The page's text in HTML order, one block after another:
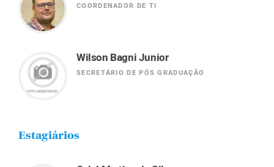
COORDENADOR DE TI
Wilson Bagni Junior
SECRETÁRIO DE PÓS GRADUAÇÃO
Estagiários